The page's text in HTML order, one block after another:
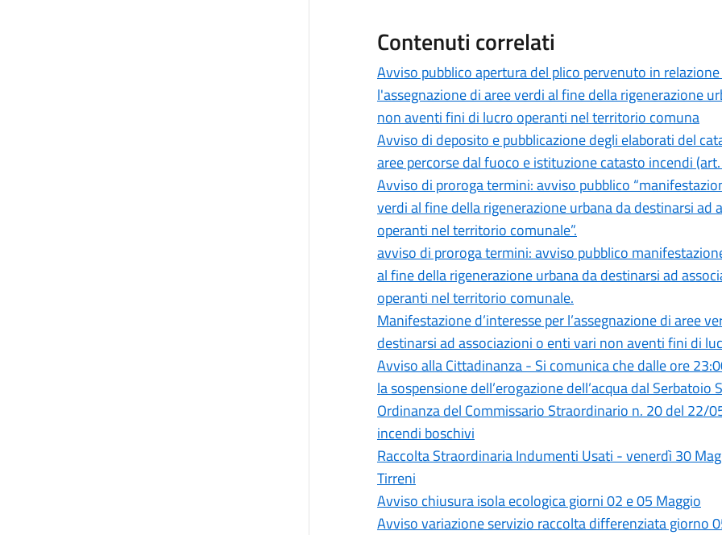
Contenuti correlati
Avviso pubblico apertura del plico pervenuto in
l'assegnazione di aree verdi al fine della rigenerazione
non aventi fini di lucro operanti nel territorio comuna
Avviso di deposito e pubblicazione degli elaborati del
aree percorse dal fuoco e istituzione catasto incendi
Avviso di proroga termini: avviso pubblico
verdi al fine della rigenerazione urbana da destinarsi
operanti nel territorio comunale”.
avviso di proroga termini: avviso pubblico
al fine della rigenerazione urbana da destinarsi ad
operanti nel territorio comunale.
Manifestazione d’interesse per l’assegnazione di aree
destinarsi ad associazioni o enti vari non aventi fini di
Avviso alla Cittadinanza - Si comunica che dalle ore
la sospensione dell’erogazione dell’acqua dal Serbatoio
Ordinanza del Commissario Straordinario n. 20 del
incendi boschivi
Raccolta Straordinaria Indumenti Usati - venerdì 30
Tirreni
Avviso chiusura isola ecologica giorni 02 e 05 Maggio
Avviso variazione servizio raccolta differenziata giorno